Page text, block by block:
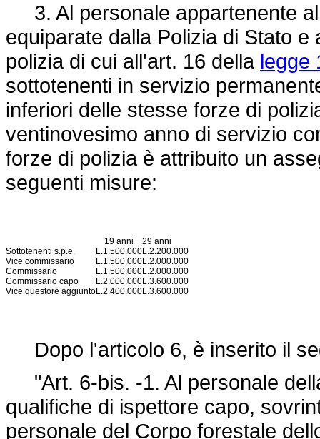
3. Al personale appartenente
equiparate dalla Polizia di Stato
polizia di cui all'art. 16 della legge
sottotenenti in servizio
inferiori delle stesse forze di
ventinovesimo anno di servizio
forze di polizia è attribuito un
seguenti misure:
19 anni
29 anni
Sottotenenti s.p.e.
L.1.500.000L.2.200.000
Vice commissario
L.1.500.000L.2.000.000
Commissario
L.1.500.000L.2.000.000
Commissario capo
L.2.000.000L.3.600.000
Vice questore aggiuntoL.2.400.000L.3.600.000
Dopo l'articolo 6, è inserito il
"Art. 6-bis. -1. Al personale
qualifiche di ispettore capo,
personale del Corpo forestale